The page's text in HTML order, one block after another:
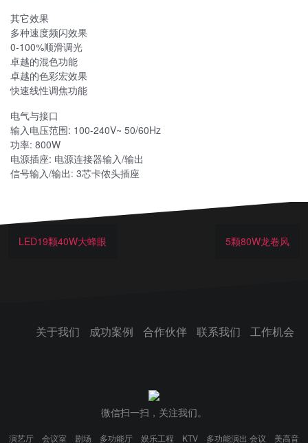
其它效果
多种速度频闪效果
0-100%顺滑调光
卓越的混色功能
卓越的色彩宏效果
快速线性调焦功能
电气与接口
输入电压范围: 100-240V~ 50/60Hz
功率: 800W
电源插座: 电源连接器输入/输出
信号输入/输出: 3芯卡侬头插座
LED19颗40W大蜂眼 5颗80W龙卷风
关于我们 成功案例 合作伙伴 联系我们 工作机会
微信扫一扫，关注我们。
演艺厅 会议室 剧场 多功能厅 娱乐工程 KTV 多功能演出 会议 美高音